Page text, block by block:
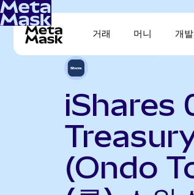
거래 머니 개
iShares
(Ondo